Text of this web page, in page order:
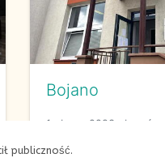
publiczność.